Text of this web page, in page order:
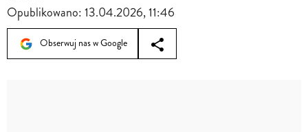
Opublikowano:13.04.2026, 11:46
Obserwuj nas w Google